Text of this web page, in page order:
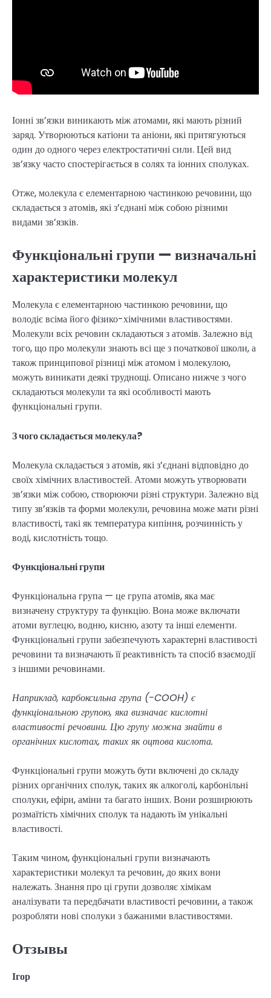
Іонні зв’язки виникають між атомами, які мають різний
заряд. Утворюються катіони та аніони, які притягуються
один до одного через електростатичні сили. Цей вид
зв’язку часто спостерігається в солях та іонних сполуках.
Отже, молекула є елементарною частинкою речовини, що
складається з атомів, які з’єднані між собою різними
видами зв’язків.
Функціональні групи — визначальні
характеристики молекул
Молекула є елементарною частинкою речовини, що
володіє всіма його фізико-хімічними властивостями.
Молекули всіх речовин складаються з атомів. Залежно від
того, що про молекули знають всі ще з початкової школи, а
також принципової різниці між атомом і молекулою,
можуть виникати деякі труднощі. Описано нижче з чого
складаються молекули та які особливості мають
функціональні групи.
З чого складається молекула?
Молекула складається з атомів, які з’єднані відповідно до
своїх хімічних властивостей. Атоми можуть утворювати
зв’язки між собою, створюючи різні структури. Залежно від
типу зв’язків та форми молекули, речовина може мати різні
властивості, такі як температура кипіння, розчинність у
воді, кислотність тощо.
Функціональні групи
Функціональна група — це група атомів, яка має
визначену структуру та функцію. Вона може включати
атоми вуглецю, водню, кисню, азоту та інші елементи.
Функціональні групи забезпечують характерні властивості
речовини та визначають її реактивність та спосіб взаємодії
з іншими речовинами.
Наприклад, карбоксильна група (-COOH) є
функціональною групою, яка визначає кислотні
властивості речовини. Цю групу можна знайти в
органічних кислотах, таких як оцтова кислота.
Функціональні групи можуть бути включені до складу
різних органічних сполук, таких як алкоголі, карбонільні
сполуки, ефіри, аміни та багато інших. Вони розширюють
розмаїтість хімічних сполук та надають їм унікальні
властивості.
Таким чином, функціональні групи визначають
характеристики молекул та речовин, до яких вони
належать. Знання про ці групи дозволяє хімікам
аналізувати та передбачати властивості речовини, а також
розробляти нові сполуки з бажаними властивостями.
Отзывы
Ігор